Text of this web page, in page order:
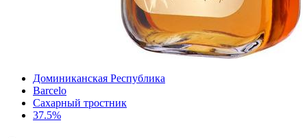
Доминиканская Республика
Barcelo
Сахарный тростник
37.5%